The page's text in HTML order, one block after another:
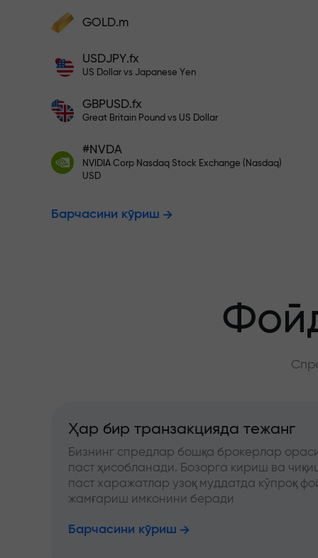
Ҳисобни тўлдиринг ва
бонус олинг. X1000 хато эмас. Депозит
қанча катта бўлса, мультипликатор
Ҳисобингизни $333 билан
Рисксиз
фойдангиз
X1000 гача
GOLD.m
USDJPY.fx
US Dollar vs Japanese Yen
GBPUSD.fx
Great Britain Pound vs US Dollar
#NVDA
NVIDIA Corp Nasdaq Stock Exchange (Nasdaq)
USD
Барчасини кўриш
Ҳар бир транзакцияда тежанг
Бизнинг спредлар бошқа брокерлар
паст ҳисобланади. Бозорга кириш ва
паст харажатлар узоқ муддатда кўпроқ
жамғариш имконини беради
Барчасини кўриш